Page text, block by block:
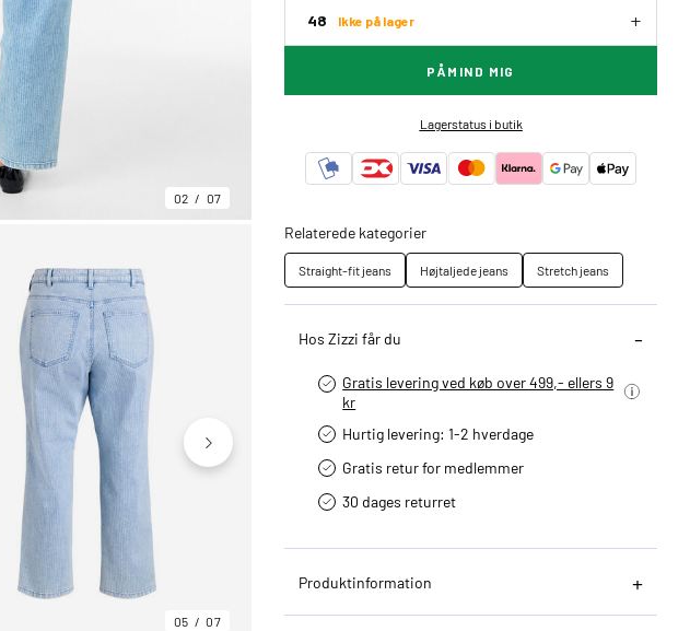
02 07
05 07 06 07
48 Ikke på lager
PÅMIND MIG
Lagerstatus i butik
Relaterede kategorier
Straight-fit jeans Højtaljede jeans Stretch jeans
Hos Zizzi får du
Gratis levering ved køb over 499,- ellers 9
kr
Hurtig levering­: 1-2 hverdage
Gratis retur for medlemmer
30 dages returret
Produktinformation